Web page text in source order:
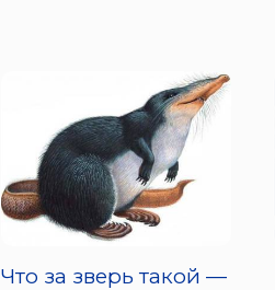
Что за зверь такой —